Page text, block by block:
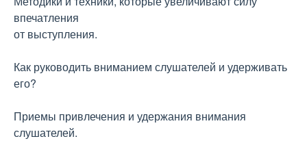
впечатления
от выступления.
Как руководить вниманием слушателей и удерживать
его?
Приемы привлечения и удержания внимания
слушателей.